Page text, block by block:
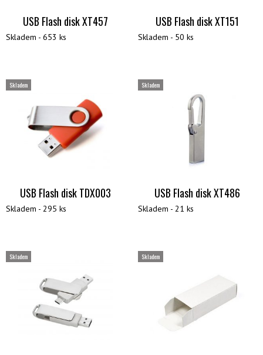
USB Flash disk XT457
Skladem - 653 ks
USB Flash disk XT151
Skladem - 50 ks
Skladem
USB Flash disk TDX003
Skladem - 295 ks
Skladem
USB Flash disk XT486
Skladem - 21 ks
Skladem Skladem